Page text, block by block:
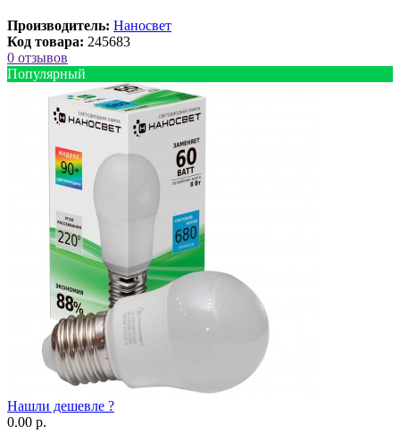
Производитель: Наносвет
Код товара: 245683
0 отзывов
Популярный
Нашли дешевле ?
0.00 р.